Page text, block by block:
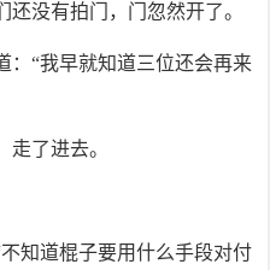
没有拍门，门忽然开了。
：“我早就知道三位还会再来
了进去。
知道棍子要用什么手段对付